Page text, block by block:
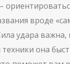
вроде
удара важна,
она